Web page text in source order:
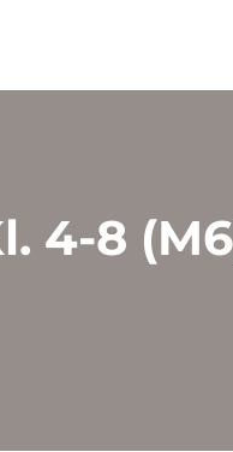
4-8